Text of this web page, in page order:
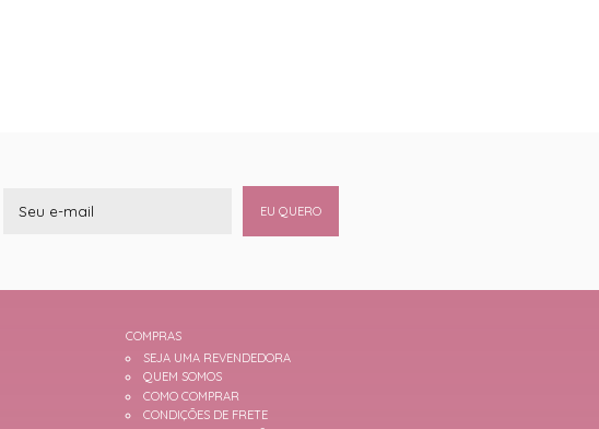
EU QUERO
COMPRAS
SEJA UMA REVENDEDORA
QUEM SOMOS
COMO COMPRAR
CONDIÇÕES DE FRETE